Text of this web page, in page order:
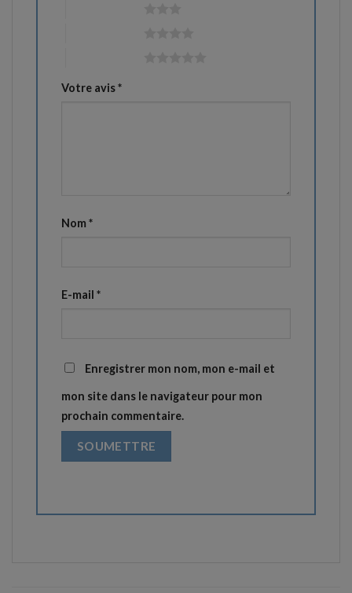
Votre avis*
Nom *
E-mail *
Enregistrer mon nom, mon e-mail et
mon site dans le navigateur pour mon
prochain commentaire.